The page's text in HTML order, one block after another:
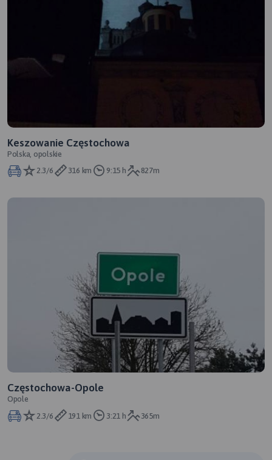
Keszowanie Częstochowa
Polska, opolskie
2.3/6
316 km 9:15 h 827m
Częstochowa-Opole
Opole
2.3/6
191 km 3:21 h 365m